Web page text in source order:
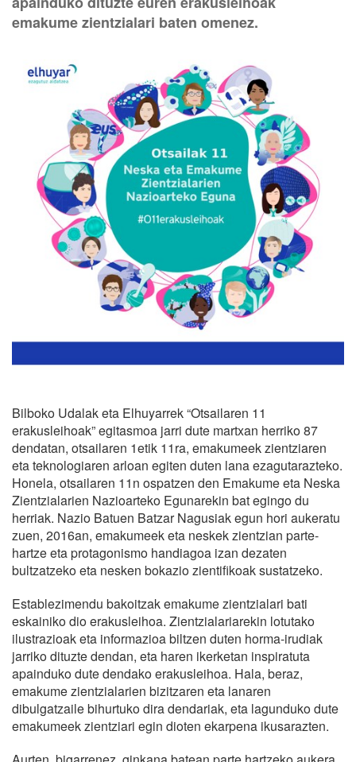
emakume zientzialari baten omenez.
Bilboko Udalak eta Elhuyarrek “Otsailaren 11
erakusleihoak” egitasmoa jarri dute martxan herriko 87
dendatan, otsailaren 1etik 11ra, emakumeek zientziaren
eta teknologiaren arloan egiten duten lana ezagutarazteko.
Honela, otsailaren 11n ospatzen den Emakume eta Neska
Zientzialarien Nazioarteko Egunarekin bat egingo du
herriak. Nazio Batuen Batzar Nagusiak egun hori aukeratu
zuen, 2016an, emakumeek eta neskek zientzian parte-
hartze eta protagonismo handiagoa izan dezaten
bultzatzeko eta nesken bokazio zientifikoak sustatzeko.
Establezimendu bakoitzak emakume zientzialari bati
eskainiko dio erakusleihoa. Zientzialariarekin lotutako
ilustrazioak eta informazioa biltzen duten horma-irudiak
jarriko dituzte dendan, eta haren ikerketan inspiratuta
apainduko dute dendako erakusleihoa. Hala, beraz,
emakume zientzialarien bizitzaren eta lanaren
dibulgatzaile bihurtuko dira dendariak, eta lagunduko dute
emakumeek zientziari egin dioten ekarpena ikusarazten.